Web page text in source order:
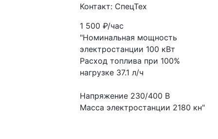
Контакт: СпецТех
1 500₽/час
"Номинальная мощность
электростанции 100 кВт
Расход топлива при 100%
нагрузке 37.1 л/ч
Напряжение 230/400 В
Масса электростанции 2180 кн"